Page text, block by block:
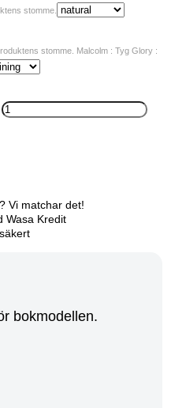
stomme.
stomme. Malcolm : Tyg Glory :
Vi matchar det!
Wasa Kredit
bokmodellen.